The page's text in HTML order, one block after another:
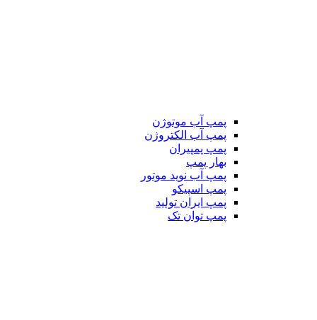
پمپ آب موتوژن
پمپ آب الکتروژن
پمپ پمپیران
بهار پمپ
پمپ آب نوید موتور
پمپ اسپیکو
پمپ ایران تولید
پمپ توان تک